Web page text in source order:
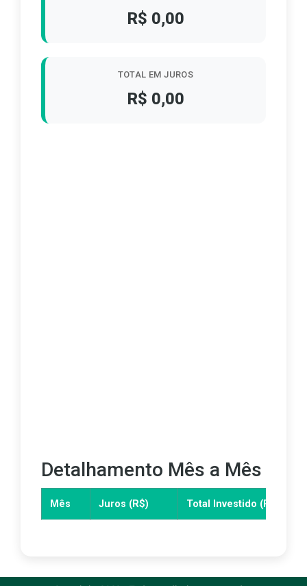
R$ 0,00
TOTAL EM JUROS
R$ 0,00
Detalhamento Mês a Mês
Mês Juros (R$) Total Investido (R$)